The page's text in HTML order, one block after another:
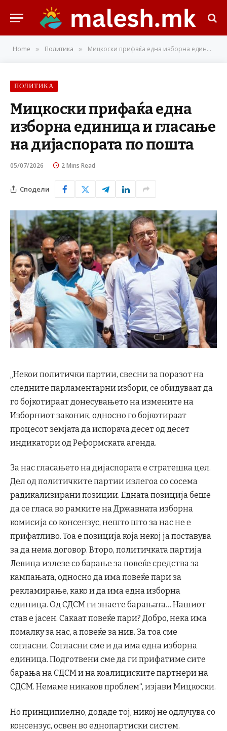
Home » Политика » Мицкоски прифаќа една изборна единица и гласање на дијаспората по пошта
ПОЛИТИКА
Мицкоски прифаќа една
изборна единица и гласање
на дијаспората по пошта
05/07/2026 2 Mins Read
Сподели
„Некои политички партии, свесни за поразот на
следните парламентарни избори, се обидуваат да
го бојкотираат донесувањето на измените на
Изборниот законик, односно го бојкотираат
процесот земјата да испорача десет од десет
индикатори од Реформската агенда.
За нас гласањето на дијаспората е стратешка цел.
Дел од политичките партии излегоа со сосема
радикализирани позиции. Едната позиција беше
да се гласа во рамките на Државната изборна
комисија со консензус, нешто што за нас не е
прифатливо. Тоа е позиција која некој ја поставува
за да нема договор. Второ, политичката партија
Левица излезе со барање за повеќе средства за
кампањата, односно да има повеќе пари за
рекламирање, како и да има една изборна
единица. Од СДСМ ги знаете барањата… Нашиот
став е јасен. Сакаат повеќе пари? Добро, нека има
помалку за нас, а повеќе за нив. За тоа сме
согласни. Согласни сме и да има една изборна
единица. Подготвени сме да ги прифатиме сите
барања на СДСМ и на коалициските партнери на
СДСМ. Немаме никаков проблем“, изјави Мицкоски.
Но принципиелно, додаде тој, никој не одлучува со
консензус, освен во еднопартиски систем.